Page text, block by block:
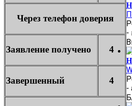
Через телефон доверия
Заявление получено 4
Завершенный 4
-
-